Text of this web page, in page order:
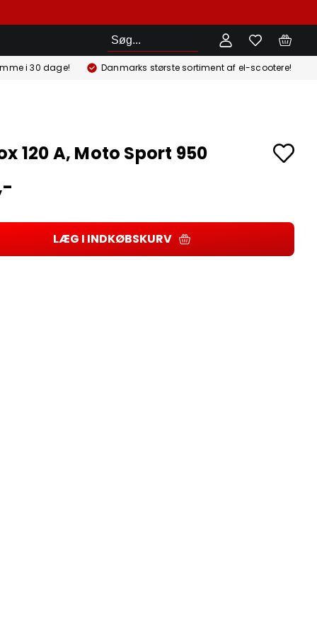
Søg
i 30 dage! Danmarks største sortiment af el-scootere!
120 A, Moto Sport 950
LÆG I INDKØBSKURV